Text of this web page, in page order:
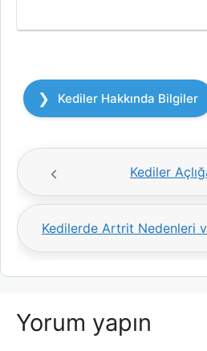
Kategoriler
Kediler Hakkında Bilgiler
Kediler
Kedilerde Artrit Nedenleri
Yorum yapın